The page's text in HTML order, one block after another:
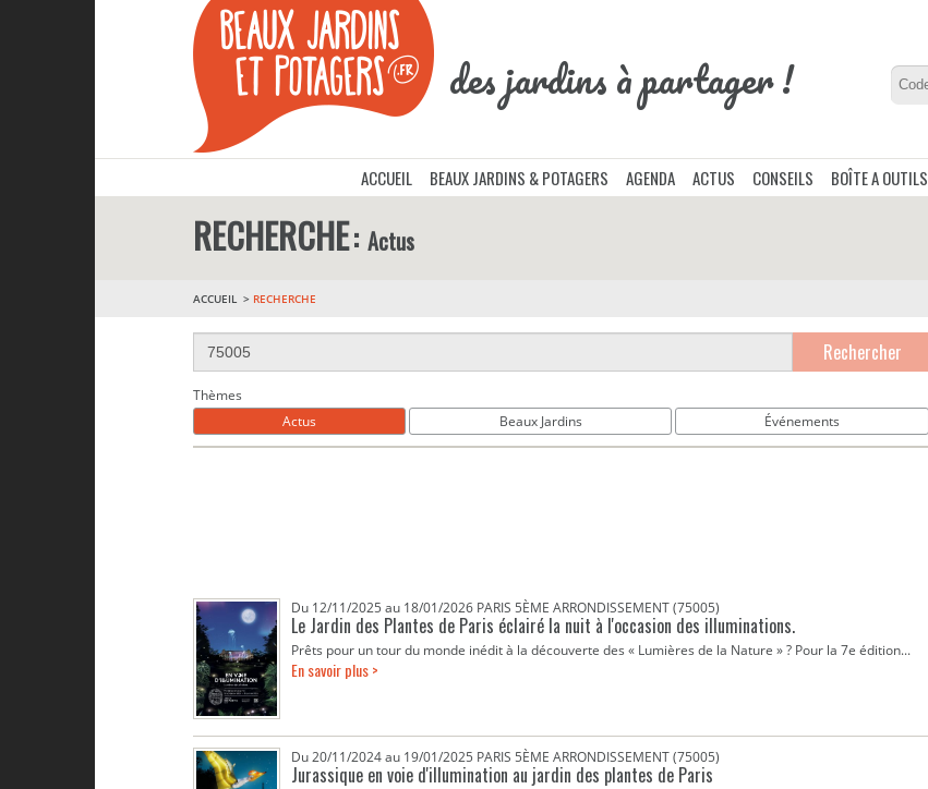
des jardins à partager !
ACCUEIL BEAUX JARDINS & POTAGERS AGENDA ACTUS CONSEILS BOÎTE A OUTILS
RECHERCHE Actus
ACCUEIL RECHERCHE
Rechercher
Thèmes
Actus
Beaux Jardins Événements
Du 12/11/2025 au 18/01/2026 PARIS 5ÈME ARRONDISSEMENT (75005)
Le Jardin des Plantes de Paris éclairé la nuit à l'occasion des illuminations.
Prêts pour un tour du monde inédit à la découverte des « Lumières de la Nature » ? Pour la 7e édition...
En savoir plus >
Du 20/11/2024 au 19/01/2025 PARIS 5ÈME ARRONDISSEMENT (75005)
Jurassique en voie d'illumination au jardin des plantes de Paris